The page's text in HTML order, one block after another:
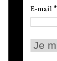
E-mail *